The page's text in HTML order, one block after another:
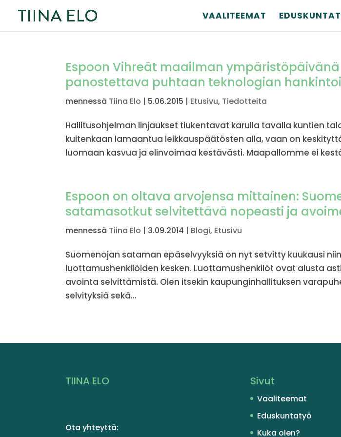
VAALITEEMAT
Espoon Vihreät maailman ympäristöpäivänä
panostettava puhtaan teknologian
mennessä Tiina Elo | 5.06.2015 | Etusivu, Tiedotteita
Hallitusohjelman linjaukset tiukentavat karulla tavalla kuntien
kuitenkaan lamaantua leikkauspäätösten alla, vaan on
luomaan kasvua ja elinvoimaa kestävästi. Maapallomme ei
Espoon on oltava arvojensa mittainen:
satamasotkut selvitettävä nopeasti ja
mennessä Tiina Elo | 3.09.2014 | Blogi, Etusivu
Suomenojan sataman epäselvyyksiä on nyt setvitty kuukausi
luottamushenkilöiden kesken. Luottamushenkilöt ovat alusta
avointa selvittämistä. Olen itsekin kaupunginhallituksen
selvityksiä sekä...
TIINA ELO
Ota yhteyttä:
Sivut
Vaaliteemat
Eduskuntatyö
Kuka olen?